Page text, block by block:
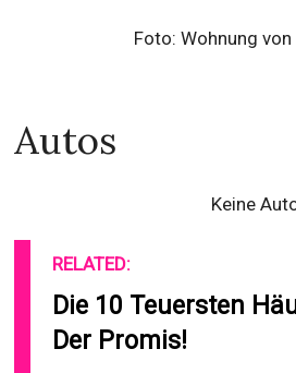
Foto: Wohnung von
Autos
Keine
RELATED:
Die 10 Teuersten
Der Promis!